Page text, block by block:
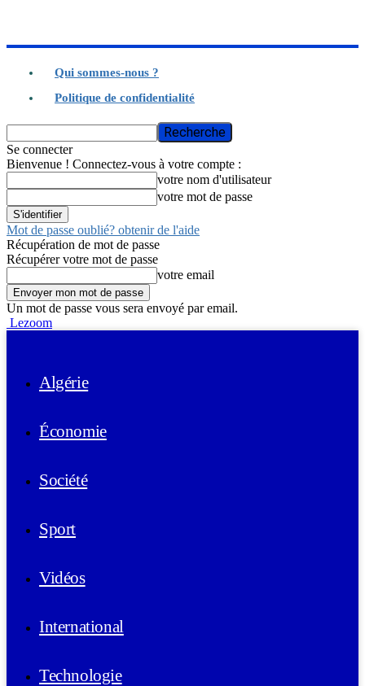
Qui sommes-nous ?
Politique de confidentialité
Se connecter
Bienvenue ! Connectez-vous à votre compte :
votre nom d'utilisateur
votre mot de passe
Mot de passe oublié? obtenir de l'aide
Récupération de mot de passe
Récupérer votre mot de passe
votre email
Un mot de passe vous sera envoyé par email.
Lezoom
Algérie
Économie
Société
Sport
Vidéos
International
Technologie